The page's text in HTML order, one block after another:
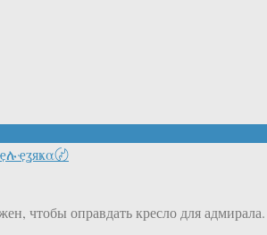
〄
чтобы оправдать кресло для адмирала.